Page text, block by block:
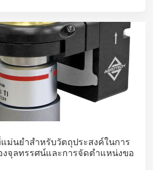
ม่นยำสำหรับวัตถุประสงค์ในการ
งจุลทรรศน์และการจัดตำแหน่งขอ